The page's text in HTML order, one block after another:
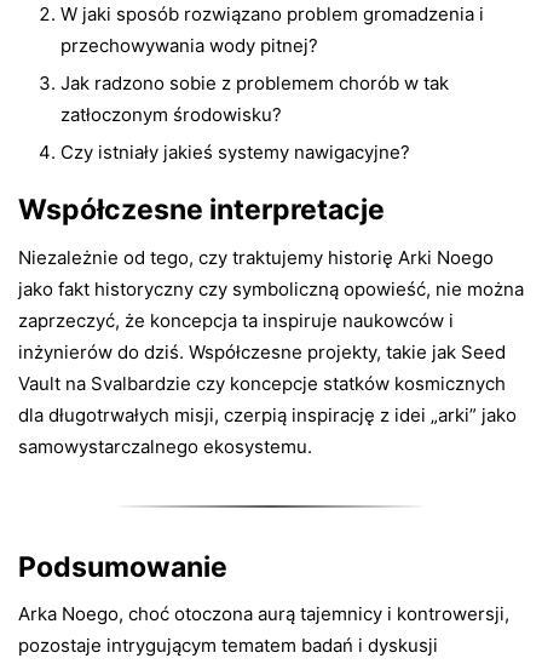
W jaki sposób rozwiązano problem gromadzenia i
przechowywania wody pitnej?
Jak radzono sobie z problemem chorób w tak
zatłoczonym środowisku?
Czy istniały jakieś systemy nawigacyjne?
Współczesne interpretacje
Niezależnie od tego, czy traktujemy historię Arki Noego
jako fakt historyczny czy symboliczną opowieść, nie można
zaprzeczyć, że koncepcja ta inspiruje naukowców i
inżynierów do dziś. Współczesne projekty, takie jak Seed
Vault na Svalbardzie czy koncepcje statków kosmicznych
dla długotrwałych misji, czerpią inspirację z idei „arki” jako
samowystarczalnego ekosystemu.
Podsumowanie
Arka Noego, choć otoczona aurą tajemnicy i kontrowersji,
pozostaje intrygującym tematem badań i dyskusji